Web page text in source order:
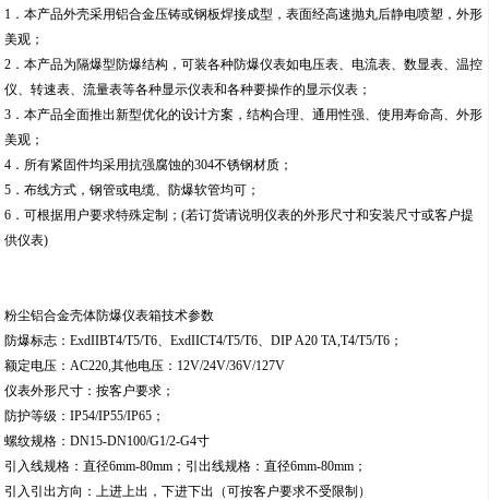
1．本产品外壳采用铝合金压铸或钢板焊接成型，表面经高速抛丸后静电喷塑，外形
美观；
2．本产品为隔爆型防爆结构，可装各种防爆仪表如电压表、电流表、数显表、温控
仪、转速表、流量表等各种显示仪表和各种要操作的显示仪表；
3．本产品全面推出新型优化的设计方案，结构合理、通用性强、使用寿命高、外形
美观；
4．所有紧固件均采用抗强腐蚀的304不锈钢材质；
5．布线方式，钢管或电缆、防爆软管均可；
6．可根据用户要求特殊定制；(若订货请说明仪表的外形尺寸和安装尺寸或客户提
供仪表)
粉尘铝合金壳体防爆仪表箱技术参数
防爆标志：ExdIIBT4/T5/T6、ExdIICT4/T5/T6、DIP A20 TA,T4/T5/T6；
额定电压：AC220,其他电压：12V/24V/36V/127V
仪表外形尺寸：按客户要求；
防护等级：IP54/IP55/IP65；
螺纹规格：DN15-DN100/G1/2-G4寸
引入线规格：直径6mm-80mm；引出线规格：直径6mm-80mm；
引入引出方向：上进上出，下进下出（可按客户要求不受限制）